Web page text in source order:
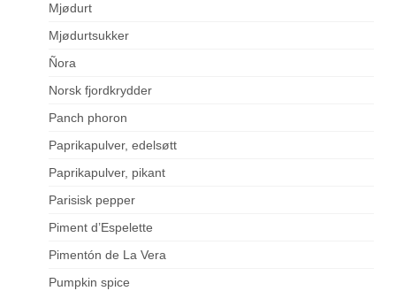
Mjødurt
Mjødurtsukker
Ñora
Norsk fjordkrydder
Panch phoron
Paprikapulver, edelsøtt
Paprikapulver, pikant
Parisisk pepper
Piment d’Espelette
Pimentón de La Vera
Pumpkin spice